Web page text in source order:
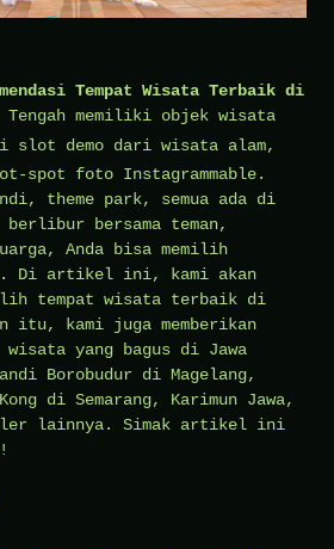
Tempat Wisata Terbaik di
Tengah memiliki objek wisata
slot demo dari wisata alam,
spot foto Instagrammable.
theme park, semua ada di
berlibur bersama teman,
Anda bisa memilih
Di artikel ini, kami akan
tempat wisata terbaik di
itu, kami juga memberikan
wisata yang bagus di Jawa
Borobudur di Magelang,
di Semarang, Karimun Jawa,
lainnya. Simak artikel ini